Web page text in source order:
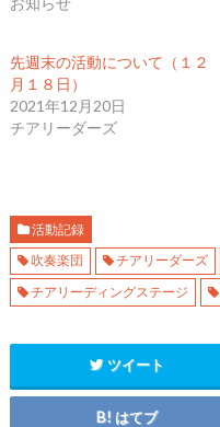
t
で
共
有
(
新
し
い
で
開
き
ま
す
)
に
は
リ
ッ
ク
し
し
い
ウ
ィ
ン
ド
開
き
ま
す
)
で
共
き
ま
す
)
先週末の活動について（１２
月１８日）
2021年12月20日
チアリーダーズ
活動記録
吹奏楽団
チアリーダーズ
チアリーディングステージ
ツイート
はてブ